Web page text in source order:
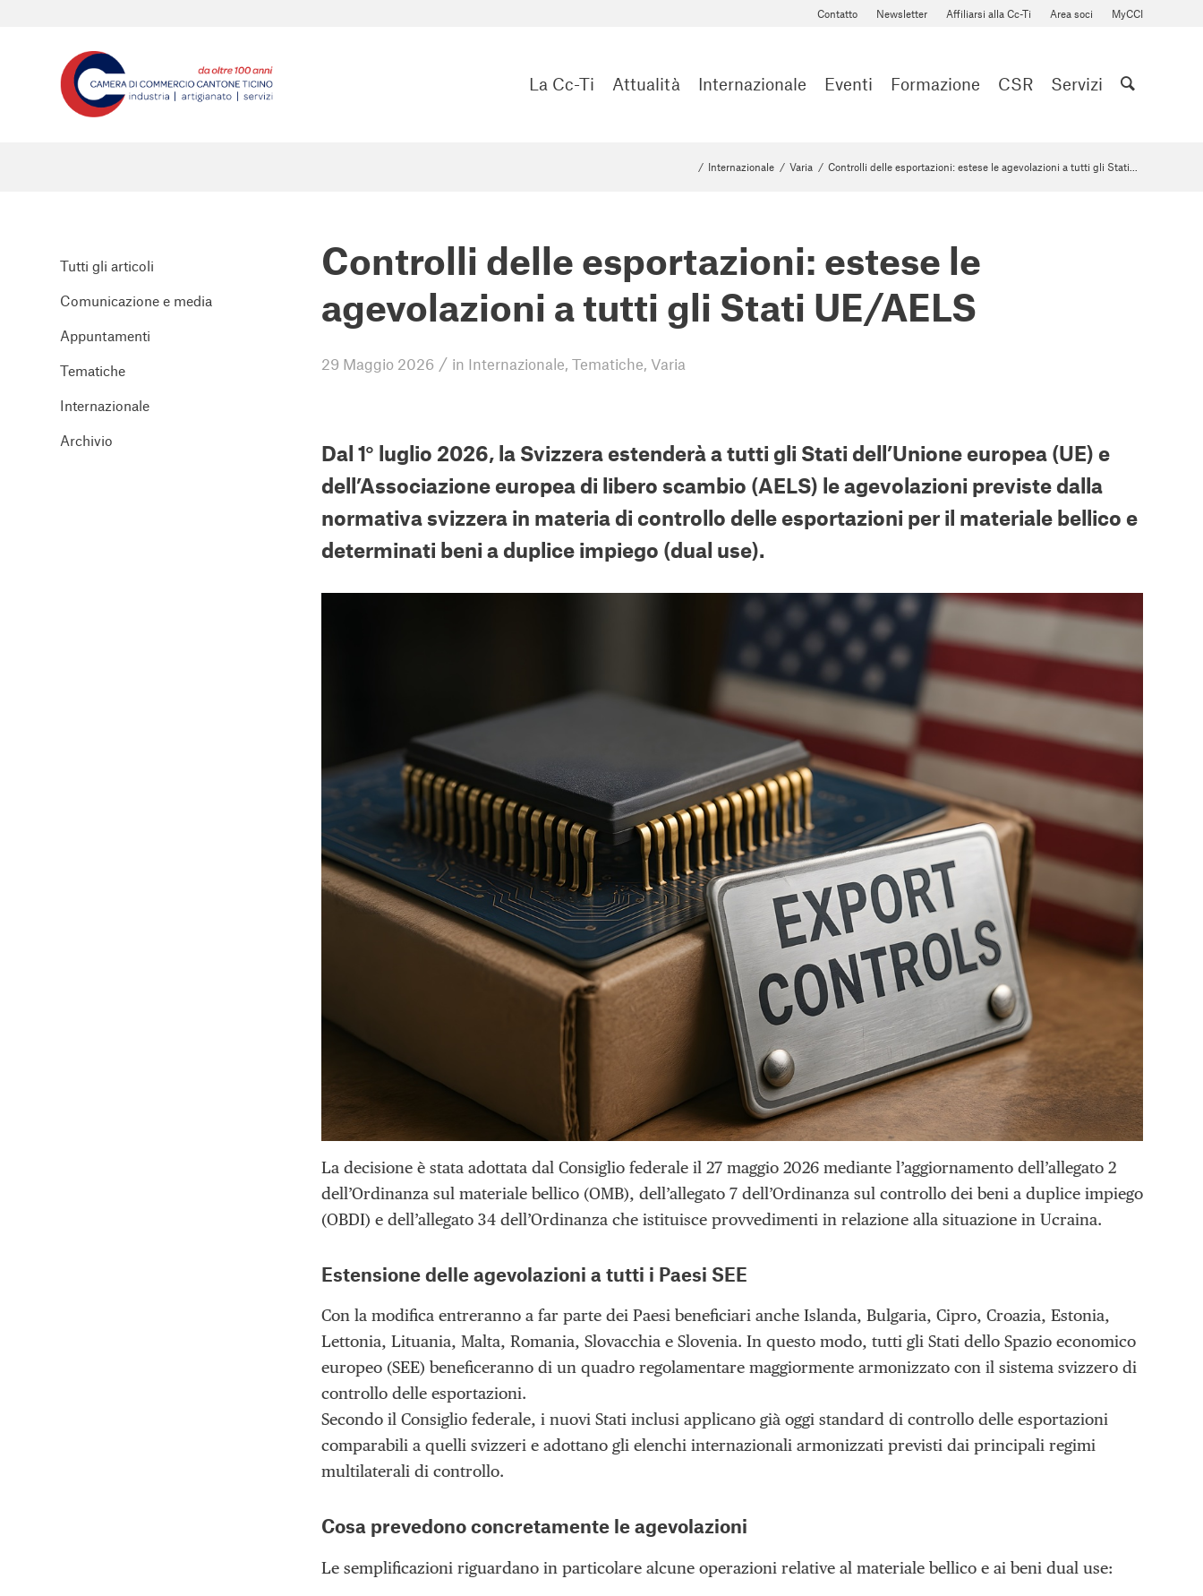
Contatto Newsletter Affiliarsi alla Cc-Ti Area soci MyCCI
La Cc-Ti Attualità Internazionale Eventi Formazione CSR Servizi
/ Internazionale / Varia / Controlli delle esportazioni: estese le agevolazioni a tutti gli Stati...
Controlli delle esportazioni: estese le
agevolazioni a tutti gli Stati UE/AELS
29 Maggio 2026 / in Internazionale, Tematiche, Varia
Dal 1° luglio 2026, la Svizzera estenderà a tutti gli Stati dell’Unione europea (UE) e
dell’Associazione europea di libero scambio (AELS) le agevolazioni previste dalla
normativa svizzera in materia di controllo delle esportazioni per il materiale bellico e
determinati beni a duplice impiego (dual use).
La decisione è stata adottata dal Consiglio federale il 27 maggio 2026 mediante l’aggiornamento dell’allegato 2
dell’Ordinanza sul materiale bellico (OMB), dell’allegato 7 dell’Ordinanza sul controllo dei beni a duplice impiego
(OBDI) e dell’allegato 34 dell’Ordinanza che istituisce provvedimenti in relazione alla situazione in Ucraina.
Estensione delle agevolazioni a tutti i Paesi SEE
Con la modifica entreranno a far parte dei Paesi beneficiari anche Islanda, Bulgaria, Cipro, Croazia, Estonia,
Lettonia, Lituania, Malta, Romania, Slovacchia e Slovenia. In questo modo, tutti gli Stati dello Spazio economico
europeo (SEE) beneficeranno di un quadro regolamentare maggiormente armonizzato con il sistema svizzero di
controllo delle esportazioni.
Secondo il Consiglio federale, i nuovi Stati inclusi applicano già oggi standard di controllo delle esportazioni
comparabili a quelli svizzeri e adottano gli elenchi internazionali armonizzati previsti dai principali regimi
multilaterali di controllo.
Cosa prevedono concretamente le agevolazioni
Le semplificazioni riguardano in particolare alcune operazioni relative al materiale bellico e ai beni dual use:
Tutti gli articoli
Comunicazione e media
Appuntamenti
Tematiche
Internazionale
Archivio